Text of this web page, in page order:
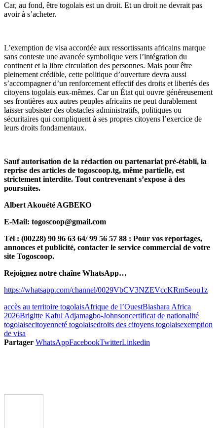
Car, au fond, être togolais est un droit. Et un droit ne devrait pas
avoir à s’acheter.
L’exemption de visa accordée aux ressortissants africains marque
sans conteste une avancée symbolique vers l’intégration du
continent et la libre circulation des personnes. Mais pour être
pleinement crédible, cette politique d’ouverture devra aussi
s’accompagner d’un renforcement effectif des droits et libertés des
citoyens togolais eux-mêmes. Car un État qui ouvre généreusement
ses frontières aux autres peuples africains ne peut durablement
laisser subsister des obstacles administratifs, politiques ou
sécuritaires qui compliquent à ses propres citoyens l’exercice de
leurs droits fondamentaux.
Sauf autorisation de la rédaction ou partenariat pré-établi, la
reprise des articles de togoscoop.tg, même partielle, est
strictement interdite. Tout contrevenant s’expose à des
poursuites.
Albert Akouété AGBEKO
E-Mail: togoscoop@gmail.com
Tél : (00228) 90 96 63 64/ 99 56 57 88 : Pour vos reportages,
annonces et publicité, contacter le service commercial de votre
site Togoscoop.
Rejoignez notre chaîne WhatsApp…
https://whatsapp.com/channel/0029VbCV3NZEVccKRmSeou1z
accès au territoire togolaisAfrique de l’OuestBiashara Africa
2026Brigitte Kafui Adjamagbo-Johnsoncertificat de nationalité
togolaisecitoyenneté togolaisedroits des citoyens togolaisexemption
de visa
Partager WhatsAppFacebookTwitterLinkedin